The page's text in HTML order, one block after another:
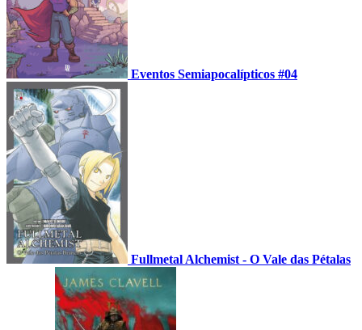
Eventos Semiapocalípticos #04
Fullmetal Alchemist - O Vale das Pétalas